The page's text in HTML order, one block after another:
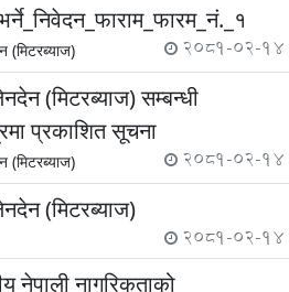
2081-02-14
(मिटरब्याज) सम्बन्धी
प्रकाशित सूचना
2081-02-14
(मिटरब्याज)
2081-02-14
नेपाली नागरिकताको